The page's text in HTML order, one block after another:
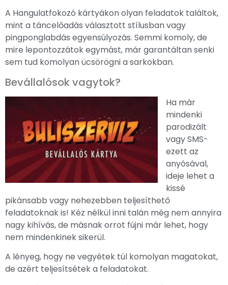
A Hangulatfokozó kártyákon olyan feladatok találtok,
mint a táncelőadás választott stílusban vagy
pingponglabdás egyensúlyozás. Semmi komoly, de
mire lepontozzátok egymást, már garantáltan senki
sem tud komolyan ücsörögni a sarkokban.
Bevállalósok vagytok?
Ha már
mindenki
parodizált
vagy SMS-
ezett az
anyósával,
ideje lehet a
kissé
pikánsabb vagy nehezebben teljesíthető
feladatoknak is! Kéz nélkül inni talán még nem annyira
nagy kihívás, de másnak orrot fújni már lehet, hogy
nem mindenkinek sikerül.
A lényeg, hogy ne vegyétek túl komolyan magatokat,
de azért teljesítsétek a feladatokat.